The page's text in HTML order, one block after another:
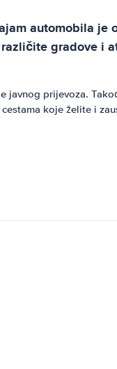
automobila je
gradove i
javnog prijevoza.
koje želite i